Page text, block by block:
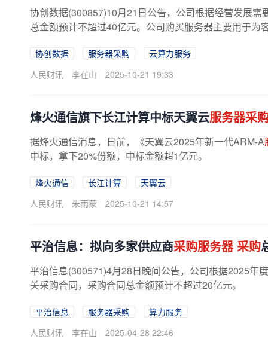
协创数据(300857)10月21日公告，公司根据经营发展需
总金额预计不超过40亿元。公司购买服务器主要用于为
协创数据 服务器采购
云算力服务
人民财讯
李在山 2025-10-21 19:33
烽火通信旗下长江计算中标天翼云服务器采
据烽火通信消息，日前，《天翼云2025年新一代ARM-A
中标，拿下20%份额，中标金额超1亿元。
烽火通信 长江计算
天翼云
人民财讯
朱雨蒙 2025-10-21 14:57
平治信息：拟向多家供应商采购服务器 采购
平治信息(300571)4月28日晚间公告，公司根据2025年
关采购合同，采购合同总金额预计不超过20亿元。
平治信息 服务器采购
算力服务
人民财讯
李在山 2025-04-28 22:46